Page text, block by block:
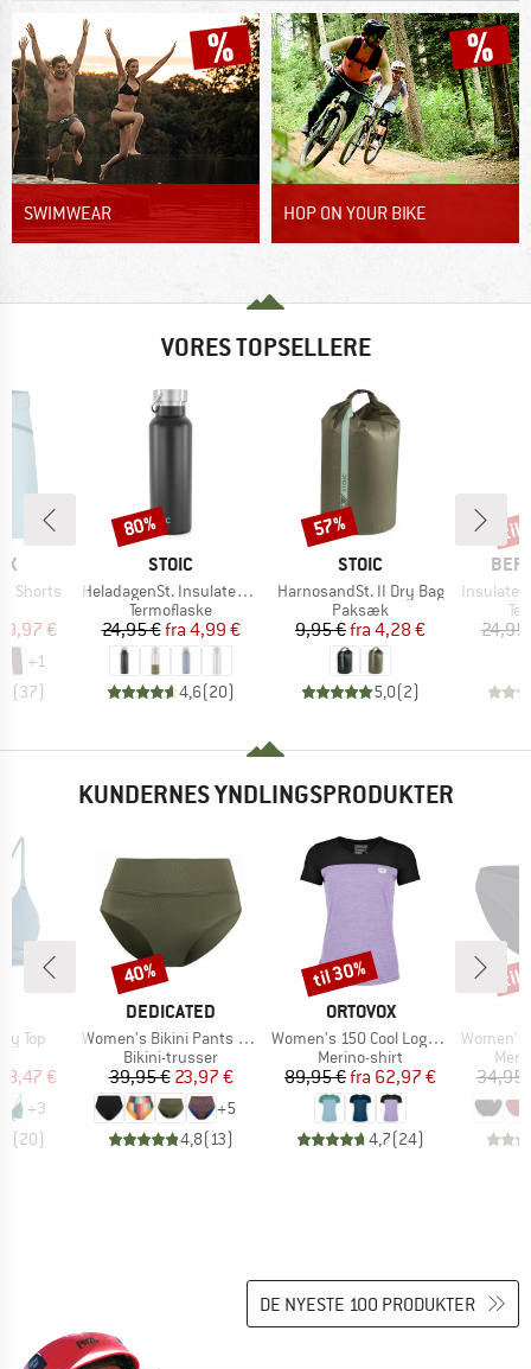
SWIMWEAR HOP ON YOUR BIKE
VORES TOPSELLERE
Shorts
pris
€
+1
(37)
MÆRKE
STOIC
Artikel
HeladagenSt. Insulated Stainless Steel Bottle 500
Produktgruppe
Termoflaske
Pris
24,95 € Nedsat pris
fra 4,99 €
4,6(20)
Rabat
80%
MÆRKE
STOIC
Artikel
HarnosandSt. II Dry Bag
Produktgruppe
Paksæk
Pris
9,95 € Nedsat pris
fra 4,28 €
5,0(2)
Rabat
57%
Artikel
Insulated
24,95
til
KUNDERNES YNDLINGSPRODUKTER
Top
pris
€
+3
(20)
MÆRKE
DEDICATED
Artikel
Women's Bikini Pants Slite
Produktgruppe
Bikini-trusser
Pris
39,95 €Nedsat pris
23,97 €
+5
4,8( 13)
Rabat
40%
MÆRKE
ORTOVOX
Artikel
Women's 150 Cool Logo T-Shirt
Produktgruppe
Merino-shirt
Pris
89,95 € Nedsat pris
fra 62,97 €
4,7(24)
Rabat
til 30%
Artikel
Women's
34,95
til
DE NYESTE 100 PRODUKTER